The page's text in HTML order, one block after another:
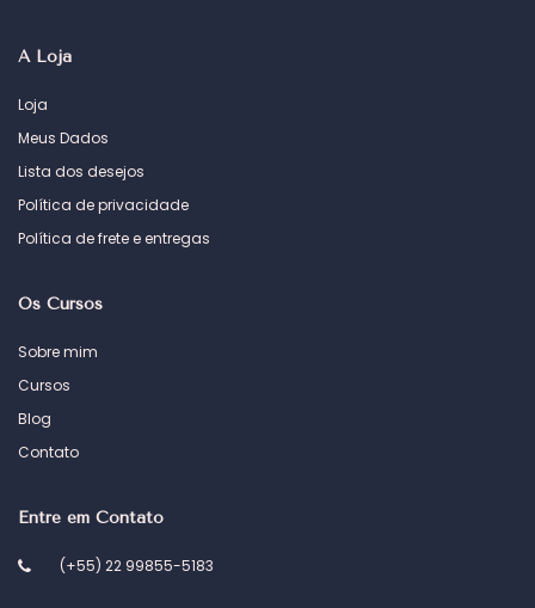
A Loja
Loja
Meus Dados
Lista dos desejos
Política de privacidade
Política de frete e entregas
Os Cursos
Sobre mim
Cursos
Blog
Contato
Entre em Contato
(+55) 22 99855-5183